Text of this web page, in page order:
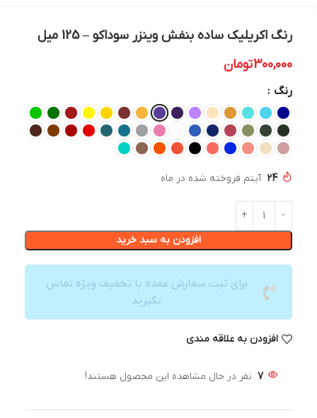
رنگ اکریلیک ساده بنفش وینزر سوداکو – 125 میل
300,000تومان
رنگ
24 آیتم فروخته شده در ماه
افزودن به سبد خرید
برای ثبت سفارش عمده با تخفیف ویژه تماس
بگیرید
افزودن به علاقه مندی
7 نفر در حال مشاهده این محصول هستند!